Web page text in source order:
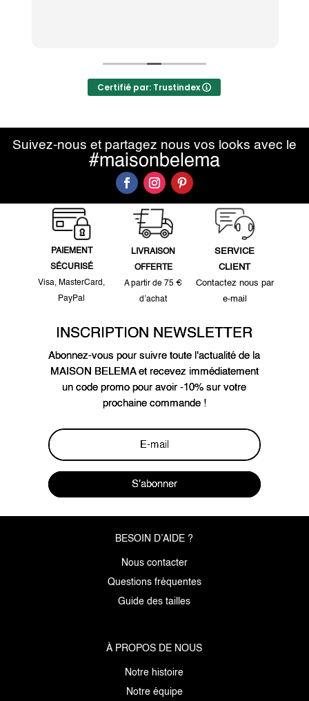
Certifié par: Trustindex
Suivez-nous et partagez nous vos looks avec le
#maisonbelema
PAIEMENT
SÉCURISÉ
Visa, MasterCard,
PayPal
LIVRAISON
OFFERTE
A partir de 75 €
d’achat
SERVICE
CLIENT
Contactez nous par
e-mail
INSCRIPTION NEWSLETTER
Abonnez-vous pour suivre toute l'actualité de la
MAISON BELEMA et recevez immédiatement
un code promo pour avoir -10% sur votre
prochaine commande !
S'abonner
BESOIN D’AIDE ?
Nous contacter
Questions fréquentes
Guide des tailles
À PROPOS DE NOUS
Notre histoire
Notre équipe